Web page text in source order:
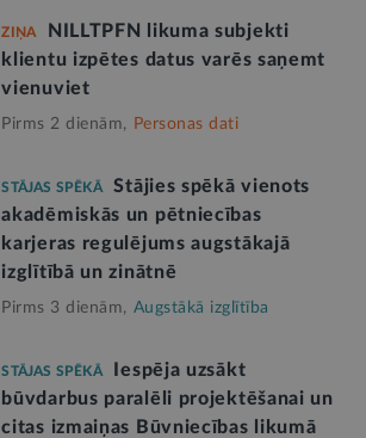
ZIŅA
NILLTPFN likuma subjekti
klientu izpētes datus varēs saņemt
vienuviet
Pirms 2 dienām, Personas dati
STĀJAS SPĒKĀ
Stājies spēkā vienots
akadēmiskās un pētniecības
karjeras regulējums augstākajā
izglītībā un zinātnē
Pirms 3 dienām, Augstākā izglītība
STĀJAS SPĒKĀ
Iespēja uzsākt
būvdarbus paralēli projektēšanai un
citas izmaiņas Būvniecības likumā